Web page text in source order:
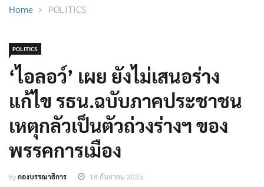
Home POLITICS
POLITICS
‘ไอลอว์’ เผย ยังไม่เสนอร่าง
แก้ไข รธน.ฉบับภาคประชาชน
เหตุกลัวเป็นตัวถ่วงร่างฯ ของ
พรรคการเมือง
Byกองบรรณาธิการ 18 กันยายน 2025